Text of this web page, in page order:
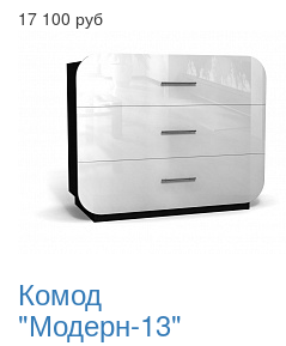
17 100 руб
Комод
"Модерн-13"